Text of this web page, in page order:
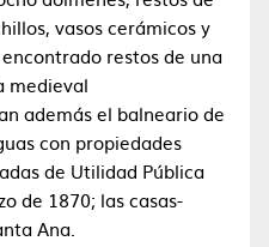
vasos cerámicos y
restos de una
medieval
además el balneario de
con propiedades
de Utilidad Pública
de 1870; las casas-
Ana.